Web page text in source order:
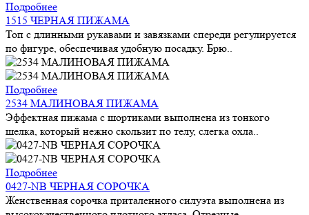
Подробнее
1515 ЧЕРНАЯ ПИЖАМА
Топ с длинными рукавами и завязками спереди регулируется
по фигуре, обеспечивая удобную посадку. Брю..
Подробнее
2534 МАЛИНОВАЯ ПИЖАМА
Эффектная пижама с шортиками выполнена из тонкого
шелка, который нежно скользит по телу, слегка охла..
Подробнее
0427-NB ЧЕРНАЯ СОРОЧКА
Женственная сорочка приталенного силуэта выполнена из